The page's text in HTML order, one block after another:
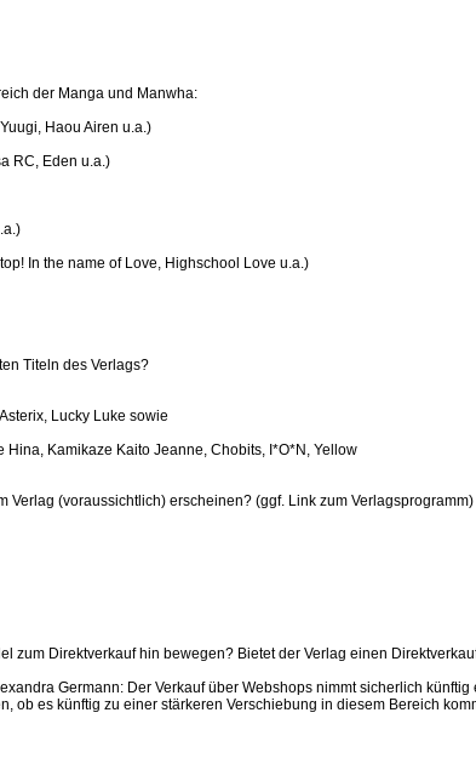
der Manga und Manwha:
Haou Airen u.a.)
RC, Eden u.a.)
In the name of Love, Highschool Love u.a.)
Titeln des Verlags?
Lucky Luke sowie
Kamikaze Kaito Jeanne, Chobits, I*O*N, Yellow
Verlag (voraussichtlich) erscheinen? (ggf. Link zum Verlagsprogramm)
zum Direktverkauf hin bewegen? Bietet der Verlag einen
Germann: Der Verkauf über Webshops nimmt sicherlich
ob es künftig zu einer stärkeren Verschiebung in diesem Bereich